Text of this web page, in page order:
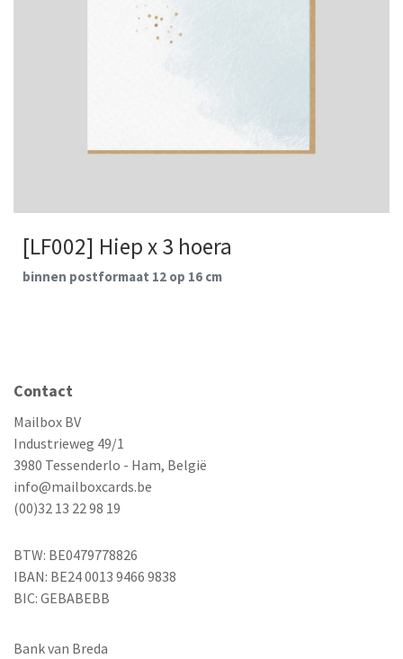
[LF002] Hiep x 3 hoera
binnen postformaat 12 op 16 cm
Contact
Mailbox BV
Industrieweg 49/1
3980 Tessenderlo - Ham, België
info@mailboxcards.be
(00)32 13 22 98 19
BTW: BE0479778826
IBAN: BE24 0013 9466 9838
BIC: GEBABEBB
Bank van Breda